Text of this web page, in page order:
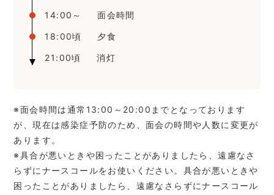
14:00～ 面会時間
18:00頃 夕食
21:00頃 消灯
※面会時間は通常13:00～20:00までとなっております
が、現在は感染症予防のため、面会の時間や人数に変更が
あります。
※具合が悪いときや困ったことがありましたら、遠慮なさ
らずにナースコールをお使いください。具合が悪いときや
困ったことがありましたら、遠慮なさらずにナースコール